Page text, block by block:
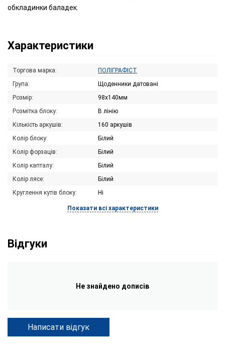
обкладинки баладек.
Характеристики
Торгова марка:
ПОЛІГРАФІСТ
Група:
Щоденники датовані
Розмір:
98х140мм
Розмітка блоку:
В лінію
Кількість аркушів:
160 аркушів
Колір блоку:
Білий
Колір форзаців:
Білий
Колір капталу:
Білий
Колір лясе:
Білий
Круглення кутів блоку:
Ні
Показати всі характеристики
Відгуки
Не знайдено дописів
Написати відгук